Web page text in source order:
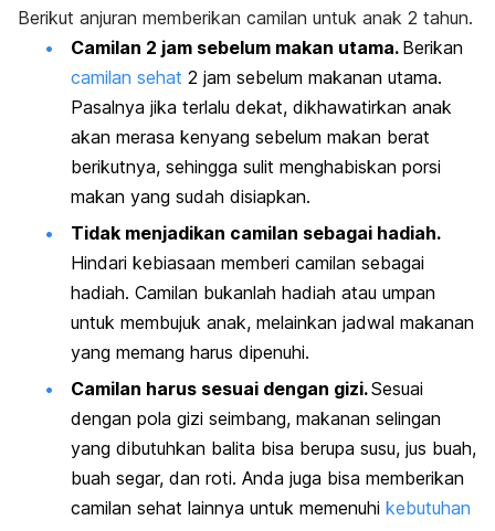
Berikut anjuran memberikan camilan untuk anak 2 tahun.
Camilan 2 jam sebelum makan utama. Berikan
camilan sehat 2 jam sebelum makanan utama.
Pasalnya jika terlalu dekat, dikhawatirkan anak
akan merasa kenyang sebelum makan berat
berikutnya, sehingga sulit menghabiskan porsi
makan yang sudah disiapkan.
Tidak menjadikan camilan sebagai hadiah.
Hindari kebiasaan memberi camilan sebagai
hadiah. Camilan bukanlah hadiah atau umpan
untuk membujuk anak, melainkan jadwal makanan
yang memang harus dipenuhi.
Camilan harus sesuai dengan gizi.Sesuai
dengan pola gizi seimbang, makanan selingan
yang dibutuhkan balita bisa berupa susu, jus buah,
buah segar, dan roti. Anda juga bisa memberikan
camilan sehat lainnya untuk memenuhi kebutuhan